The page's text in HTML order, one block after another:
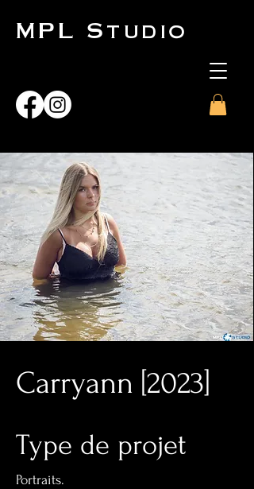
MPL Studio
Carryann [2023]
Type de projet
Portraits.